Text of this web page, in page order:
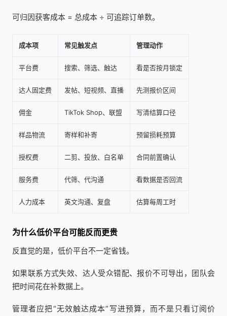
可归因获客成本 = 总成本 ÷ 可追踪订单数。
成本项 常见触发点 管理动作
平台费 搜索、筛选、触达 看是否按月锁定
达人固定费 发帖、短视频、直播 先测报价区间
佣金 TikTok Shop、联盟 写清结算口径
样品物流 寄样和补寄 预留损耗预算
授权费 二剪、投放、白名单 合同前置确认
服务费 代筛、代沟通 看数据是否回流
人力成本 英文沟通、复盘 估算每周工时
为什么低价平台可能反而更贵
反直觉的是，低价平台不一定省钱。
如果联系方式失效、达人受众错配、报价不可导出，团队会
把时间花在补数据上。
管理者应把“无效触达成本”写进预算，而不是只看订阅价